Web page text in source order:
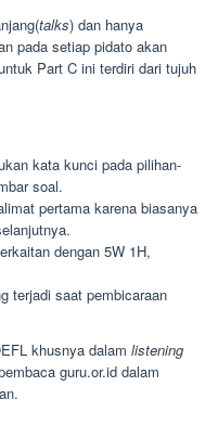
talks) dan hanya
pada setiap pidato akan
Part C ini terdiri dari tujuh
kata kunci pada pilihan-
soal.
pertama karena biasanya
dengan 5W 1H,
terjadi saat pembicaraan
khusnya dalam listening
guru.or.id dalam